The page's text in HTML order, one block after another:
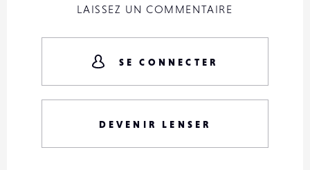
LAISSEZ UN COMMENTAIRE
SE CONNECTER
DEVENIR LENSER